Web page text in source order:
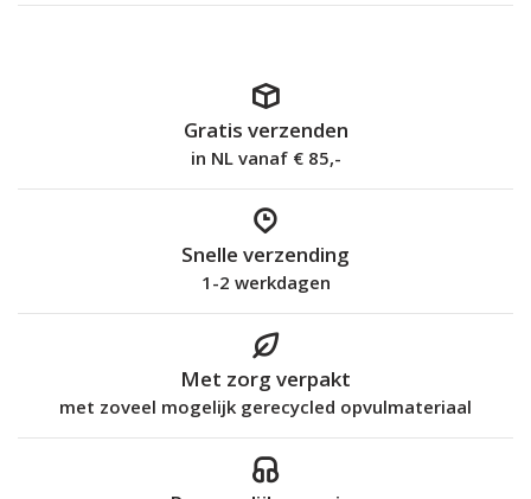
Gratis verzenden
in NL vanaf € 85,-
Snelle verzending
1-2 werkdagen
Met zorg verpakt
met zoveel mogelijk gerecycled opvulmateriaal